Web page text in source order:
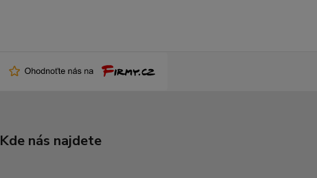
Kde nás najdete